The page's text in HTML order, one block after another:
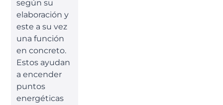
según su
elaboración y
este a su vez
una función
en concreto.
Estos ayudan
a encender
puntos
energéticas